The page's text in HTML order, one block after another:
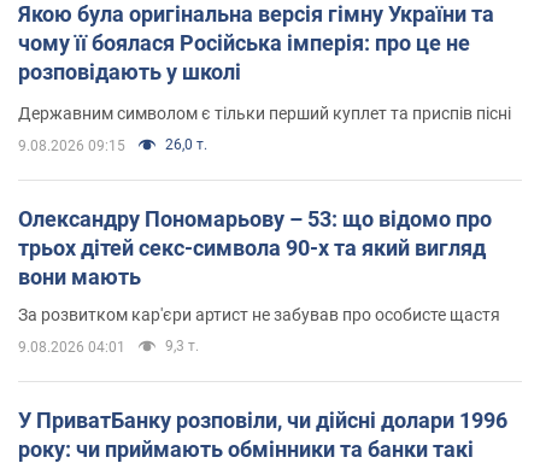
Якою була оригінальна версія гімну України та
чому її боялася Російська імперія: про це не
розповідають у школі
Державним символом є тільки перший куплет та приспів пісні
9.08.2026 09:15 26,0 т.
Олександру Пономарьову – 53: що відомо про
трьох дітей секс-символа 90-х та який вигляд
вони мають
За розвитком кар'єри артист не забував про особисте щастя
9.08.2026 04:01 9,3 т.
У ПриватБанку розповіли, чи дійсні долари 1996
року: чи приймають обмінники та банки такі